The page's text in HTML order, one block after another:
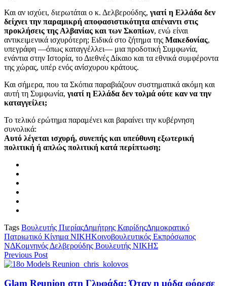
Και αν ισχύει, διερωτάται ο κ. Δελβερούδης, γιατί η Ελλάδα δεν
δείχνει την παραμικρή αποφασιστικότητα απέναντι στις
προκλήσεις της Αλβανίας και των Σκοπίων, ενώ είναι
αντικειμενικά ισχυρότερη; Ειδικά στο ζήτημα της Μακεδονίας,
υπεγράφη —όπως καταγγέλλει— μια προδοτική Συμφωνία,
ενάντια στην Ιστορία, το Διεθνές Δίκαιο και τα εθνικά συμφέροντα
της χώρας, υπέρ ενός ανίσχυρου κράτους.
Και σήμερα, που τα Σκόπια παραβιάζουν συστηματικά ακόμη και
αυτή τη Συμφωνία, γιατί η Ελλάδα δεν τολμά ούτε καν να την
καταγγείλει;
Το τελικό ερώτημα παραμένει και βαραίνει την κυβέρνηση
συνολικά:
Αυτό λέγεται ισχυρή, συνεπής και υπεύθυνη εξωτερική
πολιτική ή απλώς πολιτική κατά περίπτωση;
Tags Βουλευτής ΠιερίαςΔημήτρης ΚαιρίδηςΔημοκρατικό
Πατριωτικό Κίνημα ΝΙΚΗΚοινοβουλευτικός Εκπρόσωπος
ΝΔΚομνηνός Δελβερούδης Βουλευτής ΝΙΚΗΣ
Previous Post
Glam Reunion στη Γλυφάδα: Όταν η μόδα φόρεσε